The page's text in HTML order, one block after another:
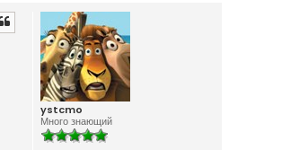
ystcmo
Много знающий